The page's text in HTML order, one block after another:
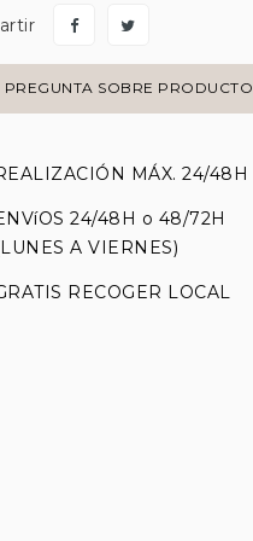
PREGUNTA SOBRE PRODUCTO
MÁX. 24/48H
24/48H o 48/72H
A VIERNES)
RECOGER LOCAL